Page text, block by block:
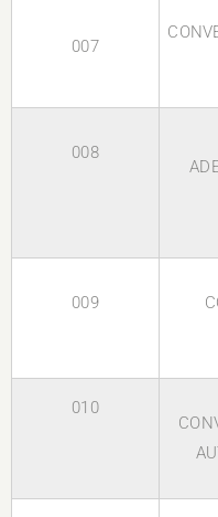
007
008
009
010